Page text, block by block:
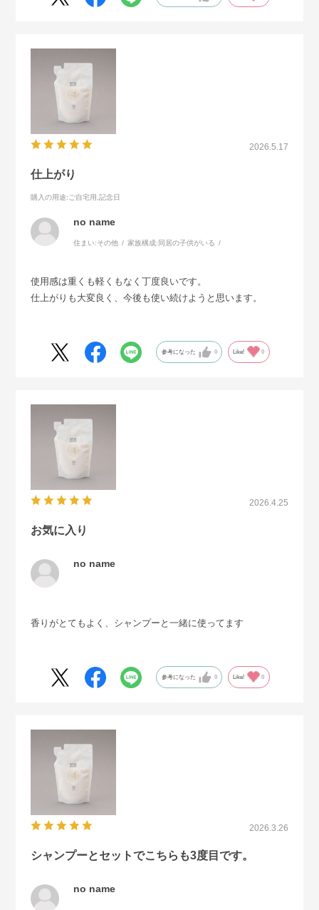
2026.5.17
仕上がり
購入の用途:ご自宅用,記念日
no name
住まい:その他 家族構成: 同居の子供がいる
使用感は重くも軽くもなく丁度良いです。
仕上がりも大変良く、今後も使い続けようと思います。
参考になった 0 Like! 0
2026.4.25
お気に入り
no name
香りがとてもよく、シャンプーと一緒に使ってます
参考になった 0 Like! 0
2026.3.26
シャンプーとセットでこちらも3度目です。
no name